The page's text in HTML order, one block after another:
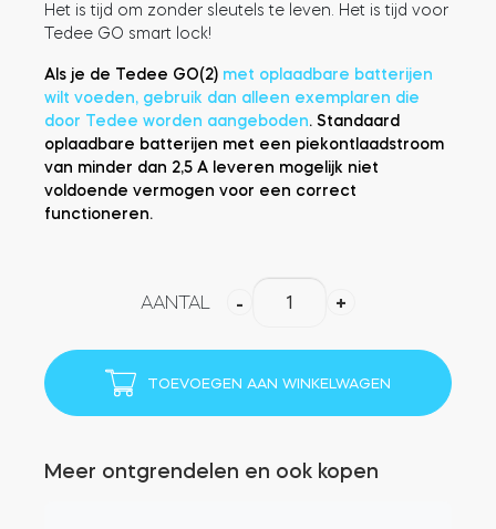
Het is tijd om zonder sleutels te leven. Het is tijd voor
Tedee GO smart lock!
Als je de Tedee GO(2) met oplaadbare batterijen
wilt voeden, gebruik dan alleen exemplaren die
door Tedee worden aangeboden. Standaard
oplaadbare batterijen met een piekontlaadstroom
van minder dan 2,5 A leveren mogelijk niet
voldoende vermogen voor een correct
functioneren.
AANTAL - +
TOEVOEGEN AAN WINKELWAGEN
Meer ontgrendelen en ook kopen